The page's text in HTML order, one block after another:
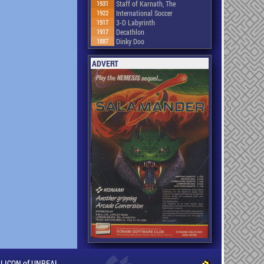
1931 Staff of Karnath, The
1922 International Soccer
1917 3-D Labyrinth
1917 Decathlon
1887 Dinky Doo
ADVERT